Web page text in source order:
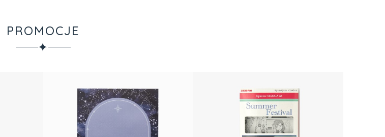
PROMOCJE
✦